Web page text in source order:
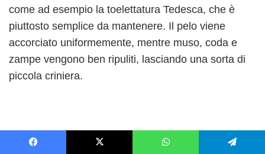
come ad esempio la toelettatura Tedesca, che è
piuttosto semplice da mantenere. Il pelo viene
accorciato uniformemente, mentre muso, coda e
zampe vengono ben ripuliti, lasciando una sorta di
piccola criniera.